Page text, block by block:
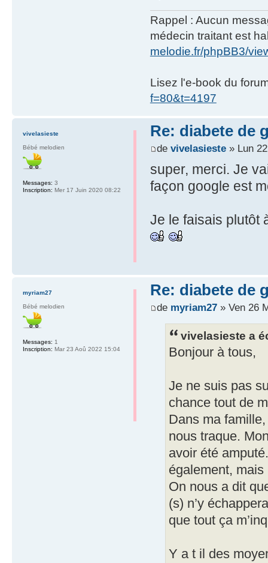
Rappel : Aucun
médecin traitant est
melodie.fr/phpBB3/
Lisez l'e-book du
f=80&t=4197
Re: diabete de
de vivelasieste» Lun
super, merci. Je
façon google est
Je le faisais plutôt
vivelasieste
Bébé melodien
Messages: 3
Inscription: Mer 17 Juin 2020 08:22
Re: diabete de
de myriam27» Ven 26
vivelasieste a
Bonjour à tous,
Je ne suis pas
chance tout de
Dans ma
nous traque.
avoir été
également, mais
On nous a dit
(s) n’y
que tout ça
Y a t il des
myriam27
Bébé melodien
Messages: 1
Inscription: Mar 23 Aoû 2022 15:04